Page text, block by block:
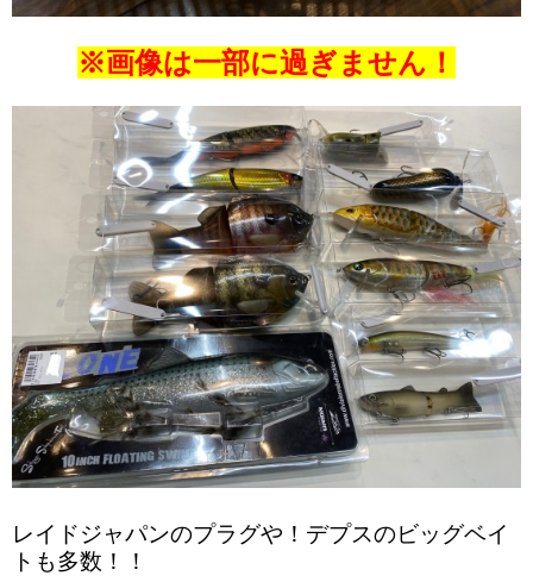
※画像は一部に過ぎません！
レイドジャパンのプラグや！デプスのビッグベイ
トも多数！！